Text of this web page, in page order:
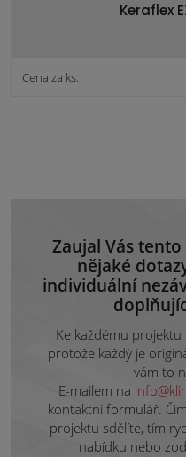
Keraflex
Cena za ks:
Zaujal Vás
nějaké
individuální
Ke každému
protože každý je
vám to
E-mailem na
kontaktní formulář.
projektu sdělíte, tím
nabídku nebo